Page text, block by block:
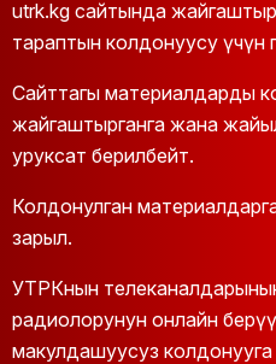
15:00 Новости
15:10 Блудные дети.
16:00
16:30 Рух азык
16:50 Кыргызстандын
17:00
17:10 Сөздөн ишке
utrk.kg сайтында
тараптын колдонуусу үчүн
Сайттагы материалдарды
жайгаштырганга жана
уруксат берилбейт.
Колдонулган
зарыл.
УТРКнын
радиолорунун онлайн
макулдашуусуз